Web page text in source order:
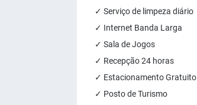
✓ Serviço de limpeza diário
✓ Internet Banda Larga
✓ Sala de Jogos
✓ Recepção 24 horas
✓ Estacionamento Gratuito
✓ Posto de Turismo